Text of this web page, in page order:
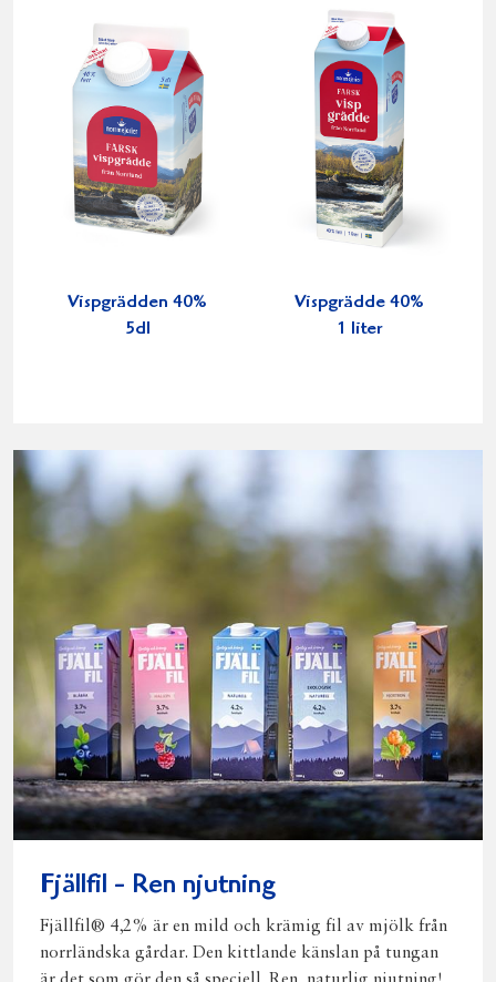
Vispgrädden 40%
5dl
Vispgrädde 40%
1 liter
Fjällfil - Ren njutning
Fjällfil® 4,2% är en mild och krämig fil av mjölk från
norrländska gårdar. Den kittlande känslan på tungan